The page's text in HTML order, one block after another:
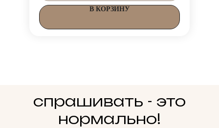
В КОРЗИНУ
спрашивать - это
нормально!